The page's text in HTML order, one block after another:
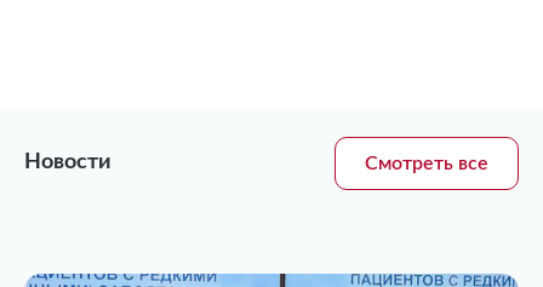
Новости Смотреть все